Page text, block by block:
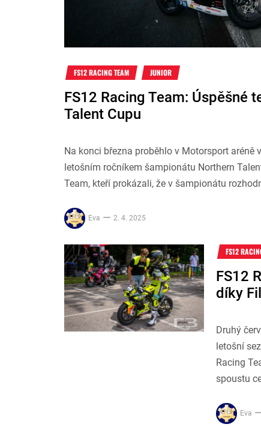
FS12 RACING TEAM JUNIOR
FS12 Racing Team: Úspěšné
Talent Cupu
Na konci března proběhlo v Motorsport aréně
letošním ročníkem šampionátu Northern
Team, kteří prokázali, že v šampionátu
Eva 2. 4. 2025
FS12
FS12
díky
Druhý
letošní
Racing
spoustu
Eva